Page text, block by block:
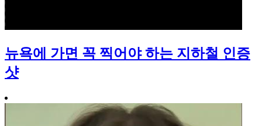
뉴욕에 가면 꼭 찍어야 하는 지하철 인증
샷